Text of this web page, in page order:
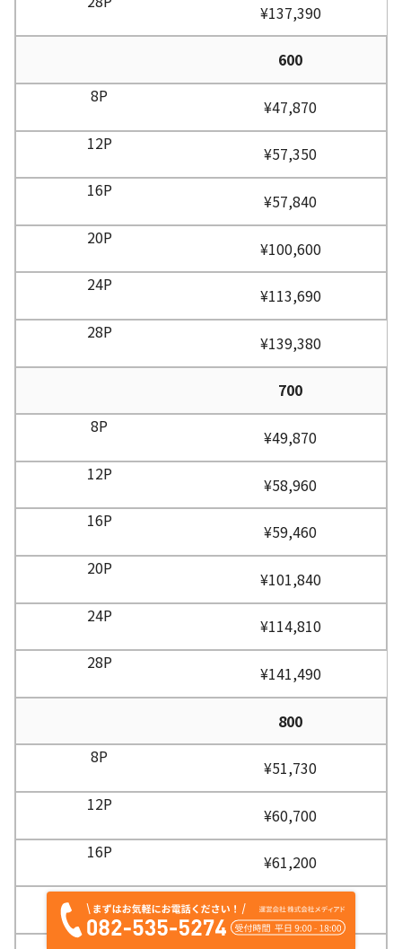
¥137,390
600
¥47,870
¥57,350
¥57,840
¥100,600
¥113,690
¥139,380
700
¥49,870
¥58,960
¥59,460
¥101,840
¥114,810
¥141,490
800
¥51,730
¥60,700
¥61,200
¥102,980